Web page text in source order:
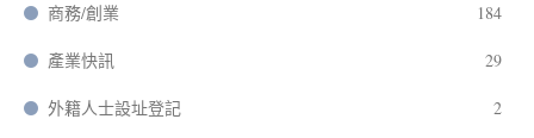
商務/創業 184
產業快訊 29
外籍人士設址登記 2